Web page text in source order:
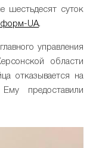
шестьдесят суток
UA.
управления
области
отказывается на
предоставили